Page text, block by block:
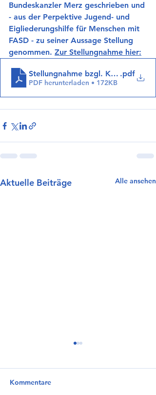
Bundeskanzler Merz geschrieben und
- aus der Perpektive Jugend- und
Eigliederungshilfe für Menschen mit
FASD - zu seiner Aussage Stellung
genommen. Zur Stellungnahme hier:
Stellungnahme bzgl. Kosten
.pdf
PDF herunterladen • 172KB
Aktuelle Beiträge Alle ansehen
Kommentare